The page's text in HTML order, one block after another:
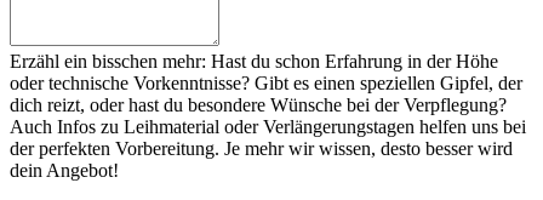
Erzähl ein bisschen mehr: Hast du schon Erfahrung in der Höhe
oder technische Vorkenntnisse? Gibt es einen speziellen Gipfel, der
dich reizt, oder hast du besondere Wünsche bei der Verpflegung?
Auch Infos zu Leihmaterial oder Verlängerungstagen helfen uns bei
der perfekten Vorbereitung. Je mehr wir wissen, desto besser wird
dein Angebot!